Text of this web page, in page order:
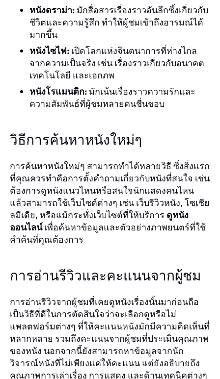
หนังดราม่า: มักสื่อสารเรื่องราวอันลึกซึ้งเกี่ยวกับ
ชีวิตและความรู้สึก ทำให้ผู้ชมเข้าถึงอารมณ์ได้
มากขึ้น
หนังไซไฟ: เปิดโลกแห่งจินตนาการที่ห่างไกล
จากความเป็นจริง เช่น เรื่องราวเกี่ยวกับอนาคต
เทคโนโลยี และเอกภพ
หนังโรแมนติก: มักเน้นเรื่องราวความรักและ
ความสัมพันธ์ที่ผู้ชมหลายคนชื่นชอบ
วิธีการค้นหาหนังใหม่ๆ
การค้นหาหนังใหม่ๆ สามารถทำได้หลายวิธี ซึ่งสิ่งแรก
ที่คุณควรทำคือการตั้งคำถามเกี่ยวกับหนังที่สนใจ เช่น
ต้องการดูหนังแนวไหนหรือสนใจนักแสดงคนไหน
แล้วสามารถใช้เว็บไซต์ต่างๆ เช่น เว็บรีวิวหนัง, โซเชีย
ลมีเดีย, หรือแม้กระทั่งเว็บไซต์ที่ให้บริการ ดูหนัง
ออนไลน์เพื่อค้นหาข้อมูลและตัวอย่างภาพยนตร์ที่ใช้
คำค้นที่คุณต้องการ
การอ่านรีวิวและคะแนนจากผู้ชม
การอ่านรีวิวจากผู้ชมที่เคยดูหนังเรื่องนั้นมาก่อนถือ
เป็นวิธีที่ดีในการตัดสินใจว่าจะเลือกดูหรือไม่
แพลตฟอร์มต่างๆ ที่ให้คะแนนหนังมักมีความคิดเห็นที่
หลากหลาย รวมถึงคะแนนจากผู้ชมที่ประเมินคุณภาพ
ของหนัง นอกจากนี้ยังสามารถหาข้อมูลจากนัก
วิจารณ์หนังที่ไม่เพียงแค่ให้คะแนน แต่ยังอธิบายถึง
คุณภาพการเล่าเรื่อง การแสดง และด้านเทคนิคต่างๆ